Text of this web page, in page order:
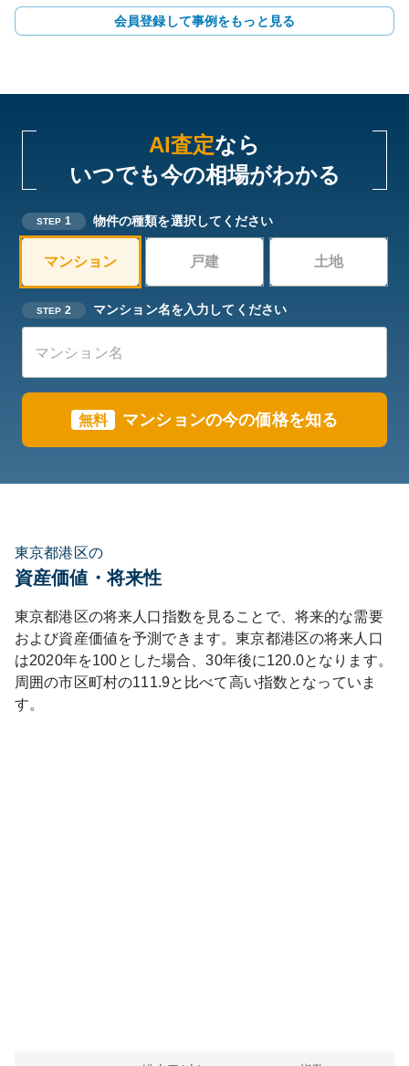
会員登録して事例をもっと見る
AI査定なら
いつでも今の相場がわかる
STEP 1 物件の種類を選択してください
マンション 戸建 土地
STEP 2 マンション名を入力してください
無料 マンションの今の価格を知る
東京都港区の
資産価値・将来性
東京都港区の将来人口指数を見ることで、将来的な需要
および資産価値を予測できます。東京都港区の将来人口
は2020年を100とした場合、30年後に120.0となります。
周囲の市区町村の111.9と比べて高い指数となっていま
す。